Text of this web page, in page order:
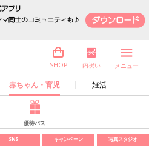
赤ちゃん・育児 妊活
SHOP 内祝い メニュー
優待パス
SNS キャンペーン 写真スタジオ